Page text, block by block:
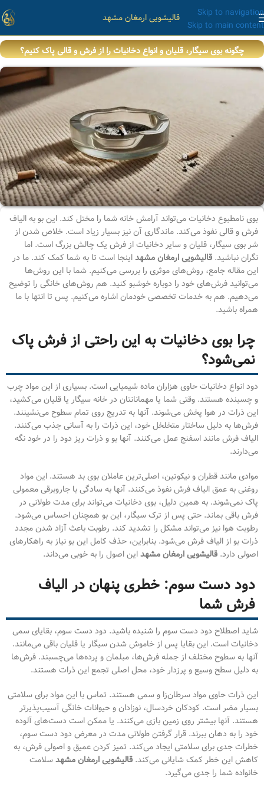
Skip to navigation
Skip to main content
قالیشویی ارمغان مشهد
چگونه بوی سیگار، قلیان و انواع دخانیات را از فرش و قالی پاک کنیم؟
بوی نامطبوع دخانیات می‌تواند آرامش خانه شما را مختل کند. این بو به الیاف
فرش و قالی نفوذ می‌کند. ماندگاری آن نیز بسیار زیاد است. خلاص شدن از
شر بوی سیگار، قلیان و سایر دخانیات از فرش یک چالش بزرگ است. اما
نگران نباشید. قالیشویی ارمغان مشهداینجا است تا به شما کمک کند. ما در
این مقاله جامع، روش‌های موثری را بررسی می‌کنیم. شما با این روش‌ها
می‌توانید فرش‌های خود را دوباره خوشبو کنید. هم روش‌های خانگی را توضیح
می‌دهیم. هم به خدمات تخصصی خودمان اشاره می‌کنیم. پس تا انتها با ما
همراه باشید.
چرا بوی دخانیات به این راحتی از فرش پاک
نمی‌شود؟
دود انواع دخانیات حاوی هزاران ماده شیمیایی است. بسیاری از این مواد چرب
و چسبنده هستند. وقتی شما یا مهمانانتان در خانه سیگار یا قلیان می‌کشید،
این ذرات در هوا پخش می‌شوند. آنها به تدریج روی تمام سطوح می‌نشینند.
فرش‌ها به دلیل ساختار متخلخل خود، این ذرات را به آسانی جذب می‌کنند.
الیاف فرش مانند اسفنج عمل می‌کنند. آنها بو و ذرات ریز دود را در خود نگه
می‌دارند.
موادی مانند قطران و نیکوتین، اصلی‌ترین عاملان بوی بد هستند. این مواد
روغنی به عمق الیاف فرش نفوذ می‌کنند. آنها به سادگی با جاروبرقی معمولی
پاک نمی‌شوند. به همین دلیل، بوی دخانیات می‌تواند برای مدت طولانی در
فرش باقی بماند. حتی پس از ترک سیگار، این بو همچنان احساس می‌شود.
رطوبت هوا نیز می‌تواند مشکل را تشدید کند. رطوبت باعث آزاد شدن مجدد
ذرات بو از الیاف فرش می‌شود. بنابراین، حذف کامل این بو نیاز به راهکارهای
اصولی دارد. قالیشویی ارمغان مشهداین اصول را به خوبی می‌داند.
دود دست سوم: خطری پنهان در الیاف
فرش شما
شاید اصطلاح دود دست سوم را شنیده باشید. دود دست سوم، بقایای سمی
دخانیات است. این بقایا پس از خاموش شدن سیگار یا قلیان باقی می‌مانند.
آنها به سطوح مختلف از جمله فرش‌ها، مبلمان و پرده‌ها می‌چسبند. فرش‌ها
به دلیل سطح وسیع و پرزدار خود، محل اصلی تجمع این ذرات هستند.
این ذرات حاوی مواد سرطان‌زا و سمی هستند. تماس با این مواد برای سلامتی
بسیار مضر است. کودکان خردسال، نوزادان و حیوانات خانگی آسیب‌پذیرتر
هستند. آنها بیشتر روی زمین بازی می‌کنند. یا ممکن است دست‌های آلوده
خود را به دهان ببرند. قرار گرفتن طولانی مدت در معرض دود دست سوم،
خطرات جدی برای سلامتی ایجاد می‌کند. تمیز کردن عمیق و اصولی فرش، به
کاهش این خطر کمک شایانی می‌کند. قالیشویی ارمغان مشهدسلامت
خانواده شما را جدی می‌گیرد.